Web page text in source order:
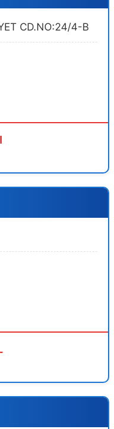
CD.NO:24/4-B